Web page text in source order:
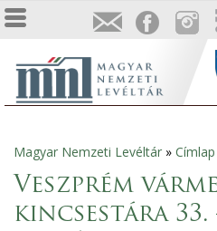
Jelenlegi
hely
Magyar Nemzeti Levéltár » Címlap
Veszprém
kincsestára 33.